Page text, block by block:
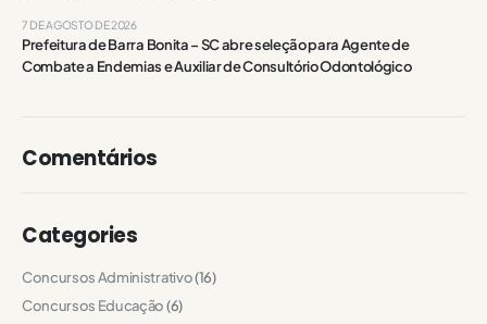
Prefeitura de Barra Bonita – SC abre seleção para Agente de
Combate a Endemias e Auxiliar de Consultório Odontológico
7 DE AGOSTO DE 2026
Comentários
Categories
Concursos Administrativo(16)
Concursos Educação(6)